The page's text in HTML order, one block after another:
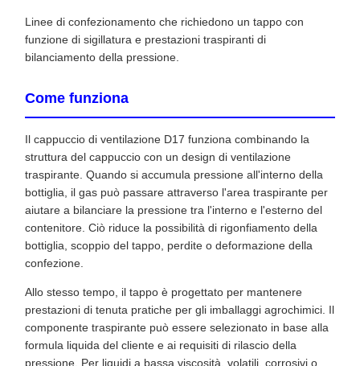
Linee di confezionamento che richiedono un tappo con
funzione di sigillatura e prestazioni traspiranti di
bilanciamento della pressione.
Come funziona
Il cappuccio di ventilazione D17 funziona combinando la
struttura del cappuccio con un design di ventilazione
traspirante. Quando si accumula pressione all'interno della
bottiglia, il gas può passare attraverso l'area traspirante per
aiutare a bilanciare la pressione tra l'interno e l'esterno del
contenitore. Ciò riduce la possibilità di rigonfiamento della
bottiglia, scoppio del tappo, perdite o deformazione della
confezione.
Allo stesso tempo, il tappo è progettato per mantenere
prestazioni di tenuta pratiche per gli imballaggi agrochimici. Il
componente traspirante può essere selezionato in base alla
formula liquida del cliente e ai requisiti di rilascio della
pressione. Per liquidi a bassa viscosità, volatili, corrosivi o